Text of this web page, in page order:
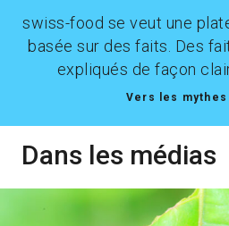
swiss-food se veut une
basée sur des faits. Des
expliqués de façon
Vers les
Dans les médias